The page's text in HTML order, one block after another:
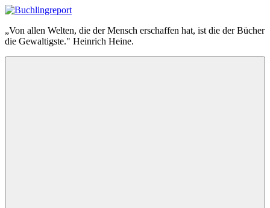
Zum
springen
Buchlingreport
„Von allen Welten, die der Mensch erschaffen hat, ist die der Bücher
die Gewaltigste." Heinrich Heine.